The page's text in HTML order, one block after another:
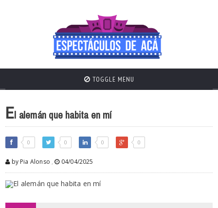
TOGGLE MENU
El alemán que habita en mí
0 0 0 0
by Pia Alonso , 04/04/2025